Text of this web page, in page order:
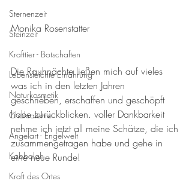
Sternenzeit
Steinzeit
Krafttier - Botschaften
Lebensleichte Ernährung
Naturkosmetik
Chakralehre
Angelart - Engelwelt
Kabbalah
Kraft des Ortes
Monika Rosenstatter
Die Rauhnächte ließen mich auf vieles
was ich in den letzten Jahren
geschrieben, erschaffen und geschöpft
habe zurückblicken. voller Dankbarkeit
nehme ich jetzt all meine Schätze, die ich
zusammengetragen habe und gehe in
eine neue Runde!